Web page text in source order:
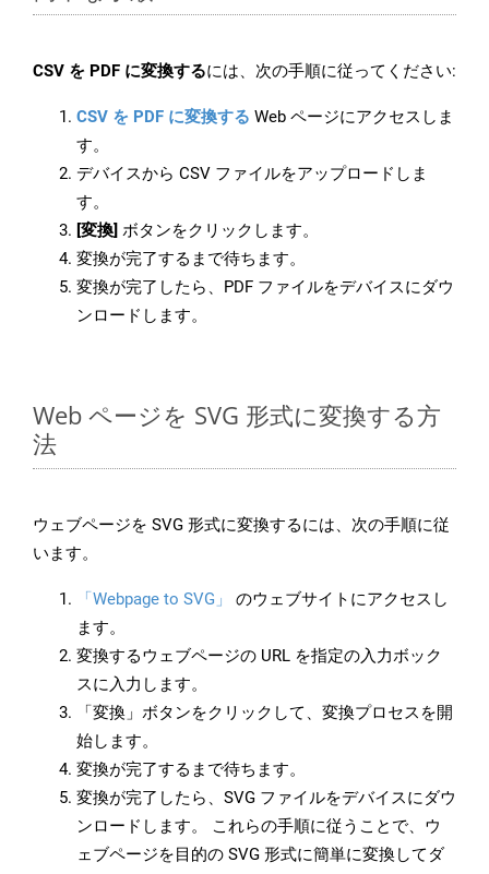
CSV を PDF に変換するには、次の手順に従ってください:
CSV を PDF に変換する Web ページにアクセスしま
す。
デバイスから CSV ファイルをアップロードしま
す。
[変換] ボタンをクリックします。
変換が完了するまで待ちます。
変換が完了したら、PDF ファイルをデバイスにダウ
ンロードします。
Web ページを SVG 形式に変換する方
法
ウェブページを SVG 形式に変換するには、次の手順に従
います。
「Webpage to SVG」
のウェブサイトにアクセスし
ます。
変換するウェブページの URL を指定の入力ボック
スに入力します。
「変換」ボタンをクリックして、変換プロセスを開
始します。
変換が完了するまで待ちます。
変換が完了したら、SVG ファイルをデバイスにダウ
ンロードします。 これらの手順に従うことで、ウ
ェブページを目的の SVG 形式に簡単に変換してダ